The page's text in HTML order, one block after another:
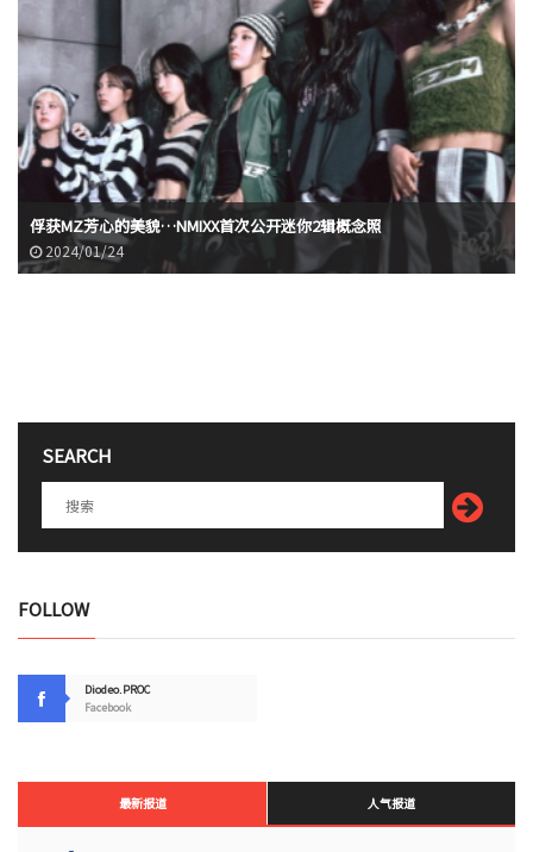
俘获MZ芳心的美貌…NMIXX首次公开迷你2辑概念照
2024/01/24
SEARCH
FOLLOW
Diodeo.PROC
Facebook
最新报道 人气报道